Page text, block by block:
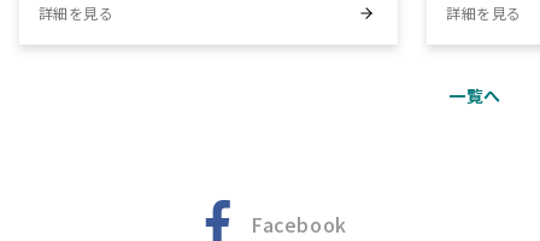
詳細を見る 詳細を見る
一覧へ
Facebook